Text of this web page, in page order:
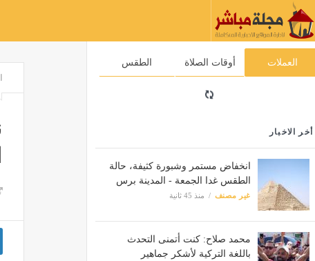
العملات أوقات الصلاة الطقس
أخر الاخبار
انخفاض مستمر وشبورة كثيفة، حالة
الطقس غدا الجمعة - المدينة برس
غير مصنف منذ 45 ثانية
محمد صلاح: كنت أتمنى التحدث
باللغة التركية لأشكر جماهير